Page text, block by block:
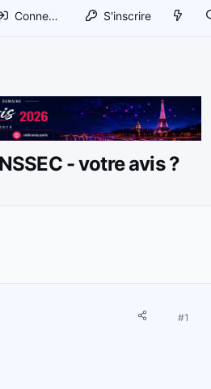
Connexion S'inscrire
- votre avis ?
#1